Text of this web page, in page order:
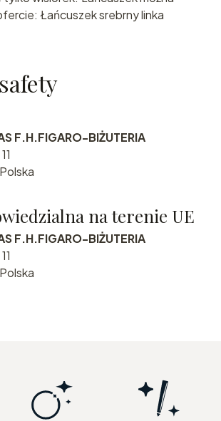
Łańcuszek srebrny linka
F.H.FIGARO-BIŻUTERIA
na terenie UE
F.H.FIGARO-BIŻUTERIA